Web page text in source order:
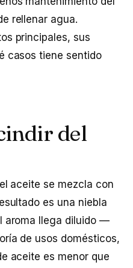
rellenar agua.
principales, sus
casos tiene sentido
del
aceite se mezcla con
es una niebla
aroma llega diluido —
de usos domésticos,
aceite es menor que